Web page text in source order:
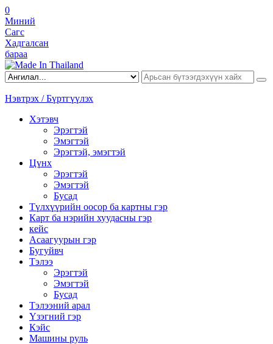
0
Миний
Сагс
Хадгалсан
бараа
Нэвтрэх / Бүртгүүлэх
Хэтэвч
Эрэгтэй
Эмэгтэй
Эрэгтэй, эмэгтэй
Цүнх
Эрэгтэй
Эмэгтэй
Бусад
Түлхүүрийн оосор ба картны гэр
Карт ба нэрийн хуудасны гэр
кейс
Асаагуурын гэр
Бугуйвч
Тэлээ
Эрэгтэй
Эмэгтэй
Бусад
Тэлээний арал
Үзэгний гэр
Кэйс
Машины руль